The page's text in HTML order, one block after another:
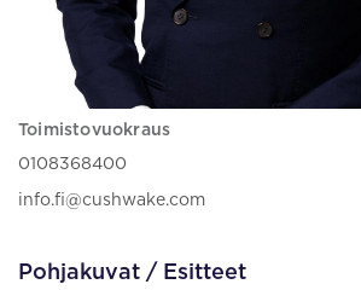
Toimistovuokraus
0108368400
info.fi@cushwake.com
Pohjakuvat / Esitteet